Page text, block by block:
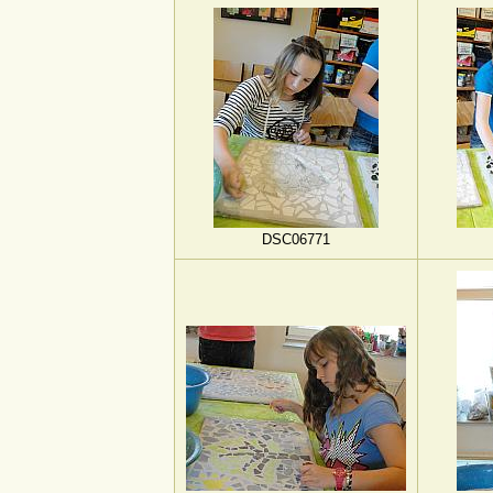
DSC06771